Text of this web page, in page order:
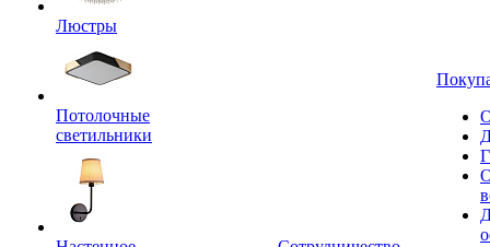
Люстры
Потолочные
светильники